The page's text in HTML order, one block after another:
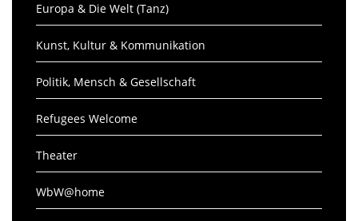
Europa & Die Welt (Tanz)
Kunst, Kultur & Kommunikation
Politik, Mensch & Gesellschaft
Refugees Welcome
Theater
WbW@home